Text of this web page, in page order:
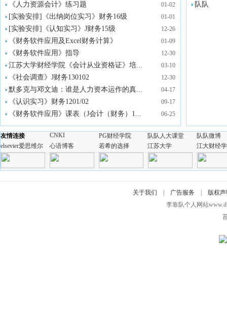
01-02
《人力资源会计》练习题
01-01
[实验安排]《出纳岗位实习》财务16级
12-26
[实验安排]《认知实习》J财务15级
01-09
《财务软件应用及Excel财务计算》
12-30
《财务软件应用》指导
03-10
江苏大学财经学院《会计从业资格证》培...
12-30
《社会调查》J财务130102
04-17
默多克与邓文迪：谁是人力资本运作的真...
09-17
《认识实习》财务1201/02
06-25
《财务软件应用》课表（J会计（财务）1...
队队
友情连接 CNKI PG财经学院 队队人大课堂
队队微博
elsevier爱思维尔
心语博客 若希的选择 江苏大学 江大财经
关于我们 广告服务
版权声
李靠队个人网站